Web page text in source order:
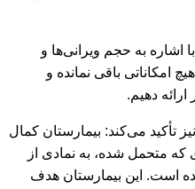
اشاره به حجم ویرانی‌ها و
امکاناتی باقی نمانده و
دهیم.
تأکید می‌کند: بیمارستان کمال
متحمل شده، به نمادی از
است. این بیمارستان هدف